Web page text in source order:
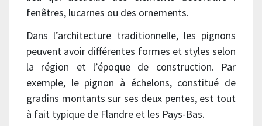
fenêtres, lucarnes ou des ornements.
Dans l’architecture traditionnelle, les pignons
peuvent avoir différentes formes et styles selon
la région et l’époque de construction. Par
exemple, le pignon à échelons, constitué de
gradins montants sur ses deux pentes, est tout
à fait typique de Flandre et les Pays-Bas.